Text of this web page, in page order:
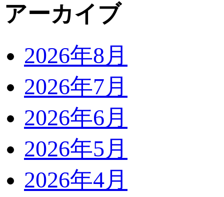
アーカイブ
2026年8月
2026年7月
2026年6月
2026年5月
2026年4月